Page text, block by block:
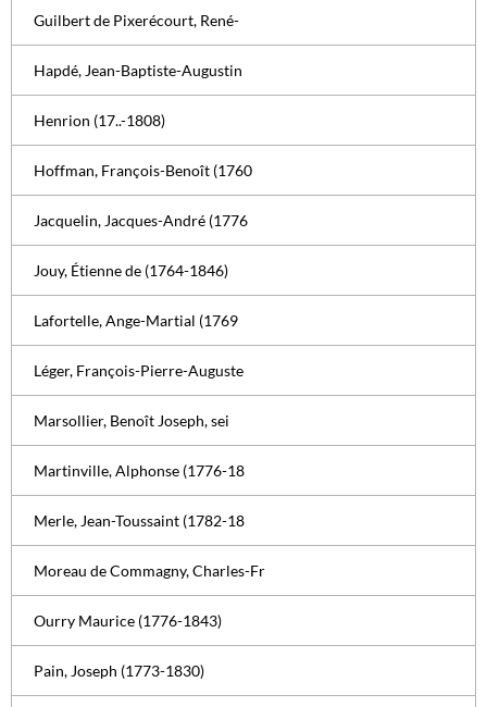
Guilbert de Pixerécourt, René-
Hapdé, Jean-Baptiste-Augustin
Henrion (17..-1808)
Hoffman, François-Benoît (1760
Jacquelin, Jacques-André (1776
Jouy, Étienne de (1764-1846)
Lafortelle, Ange-Martial (1769
Léger, François-Pierre-Auguste
Marsollier, Benoît Joseph, sei
Martinville, Alphonse (1776-18
Merle, Jean-Toussaint (1782-18
Moreau de Commagny, Charles-Fr
Ourry Maurice (1776-1843)
Pain, Joseph (1773-1830)